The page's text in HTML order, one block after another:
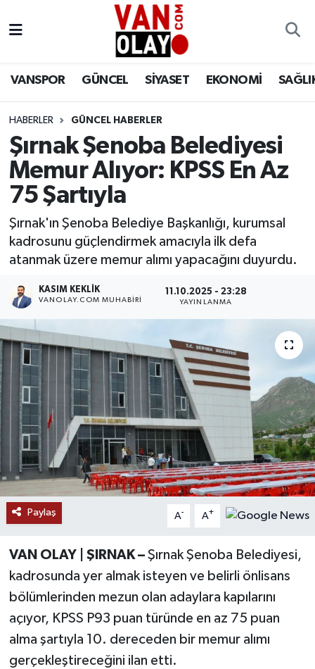
VANSPOR GÜNCEL SİYASET EKONOMİ
HABERLER GÜNCEL HABERLER
Şırnak Şenoba Belediyesi
Memur Alıyor: KPSS En Az
75 Şartıyla
Şırnak'ın Şenoba Belediye Başkanlığı, kurumsal
kadrosunu güçlendirmek amacıyla ilk defa
atanmak üzere memur alımı yapacağını duyurdu.
KASIM KEKLIK
VANOLAY.COM MUHABIRI
11.10.2025 - 23:28
YAYINLANMA
Paylaş A- A+
VAN OLAY | ŞIRNAK –Şırnak Şenoba Belediyesi,
kadrosunda yer almak isteyen ve belirli önlisans
bölümlerinden mezun olan adaylara kapılarını
açıyor, KPSS P93 puan türünde en az 75 puan
alma şartıyla 10. dereceden bir memur alımı
gerçekleştireceğini ilan etti.
Siyaset
Ekonomi
Sağlık
Eğitim
Dünya
RESMİ İLANLAR
Van Nöbetçi Eczaneler
Van Namaz Vakitleri
Van Trafik Yoğunluk Haritası
Süper Lig Puan Durumu ve Fikstür
Tüm Manşetler
Haber Arşivi